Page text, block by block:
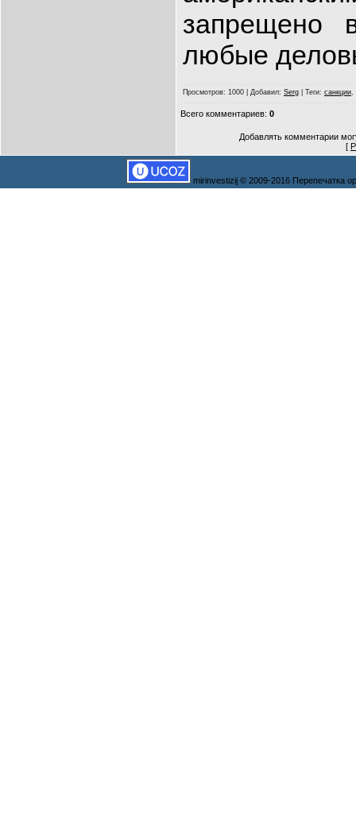
запрещено
любые
Просмотров: 1000 | Добавил: Serg Теги: санкции,
Всего комментариев: 0
Добавлять комментарии
[
mirinvestizij © 2009-2016 Перепечатка